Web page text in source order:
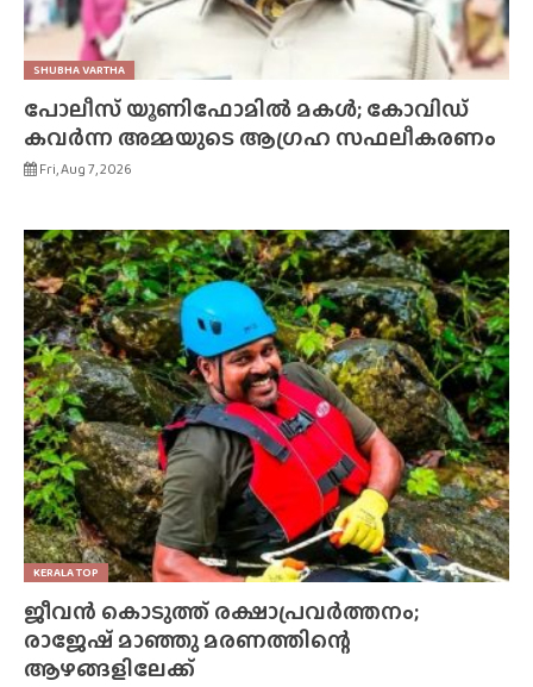
SHUBHA VARTHA
പോലീസ് യൂണിഫോമിൽ മകൾ; കോവിഡ്
കവർന്ന അമ്മയുടെ ആഗ്രഹ സഫലീകരണം
Fri, Aug 7, 2026
KERALA TOP
ജീവൻ കൊടുത്ത് രക്ഷാപ്രവർത്തനം;
രാജേഷ് മാഞ്ഞു മരണത്തിന്റെ
ആഴങ്ങളിലേക്ക്